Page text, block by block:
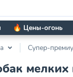
🔥 Цены-огонь
Супер-